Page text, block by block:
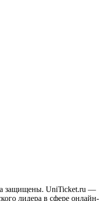
защищены. UniTicket.ru —
лидера в сфере онлайн-